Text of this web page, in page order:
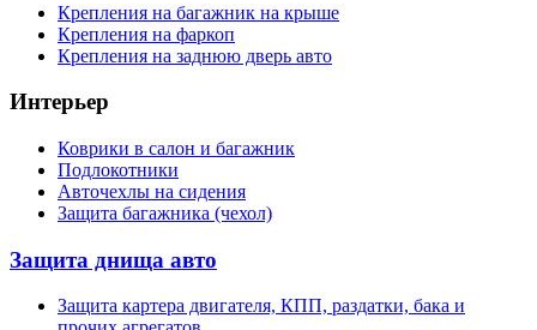
Крепления на багажник на крыше
Крепления на фаркоп
Крепления на заднюю дверь авто
Интерьер
Коврики в салон и багажник
Подлокотники
Авточехлы на сидения
Защита багажника (чехол)
Защита днища авто
Защита картера двигателя, КПП, раздатки, бака и